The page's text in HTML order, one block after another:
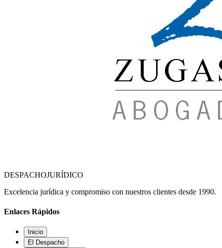
DESPACHOJURÍDICO
Excelencia jurídica y compromiso con nuestros clientes desde 1990.
Enlaces Rápidos
Inicio
El Despacho